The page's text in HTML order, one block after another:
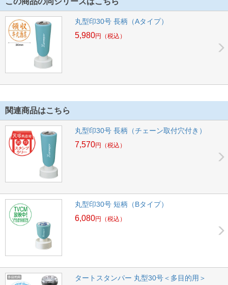
丸型印30号 長柄（Aタイプ）
5,980円 （税込）
関連商品はこちら
丸型印30号 長柄（チェーン取付穴付き）
7,570円 （税込）
丸型印30号 短柄（Bタイプ）
6,080円 （税込）
タートスタンパー 丸型30号＜多目的用＞